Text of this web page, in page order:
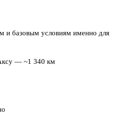
и базовым условиям именно для
— ~1 340 км